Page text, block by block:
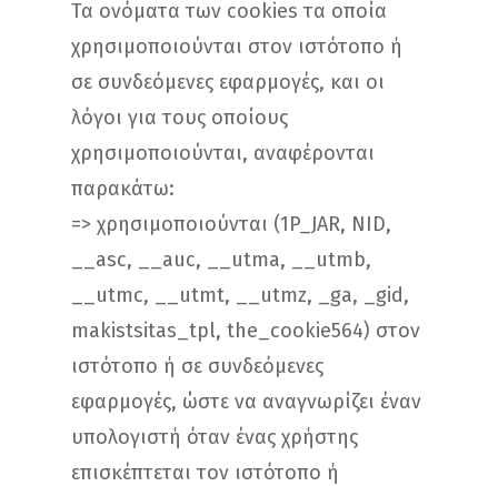
Τα ονόματα των cookies τα οποία
χρησιμοποιούνται στον ιστότοπο ή
σε συνδεόμενες εφαρμογές, και οι
λόγοι για τους οποίους
χρησιμοποιούνται, αναφέρονται
παρακάτω:
=> χρησιμοποιούνται (1P_JAR, NID,
__asc, __auc, __utma, __utmb,
__utmc, __utmt, __utmz, _ga, _gid,
makistsitas_tpl, the_cookie564) στον
ιστότοπο ή σε συνδεόμενες
εφαρμογές, ώστε να αναγνωρίζει έναν
υπολογιστή όταν ένας χρήστης
επισκέπτεται τον ιστότοπο ή